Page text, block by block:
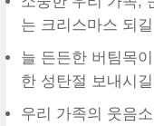
는 크리스마스 되
늘 든든한 버팀목
한 성탄절 보내시
우리 가족의 웃음